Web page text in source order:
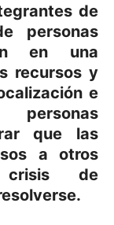
de
personas
en una
recursos y
e
que las
a otros
de